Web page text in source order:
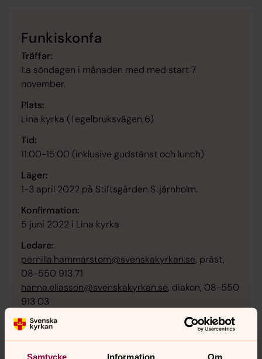
Samtycke Information Om
Funkiskonfa
Träffar:
1:a söndagen i månaden med med start 7
november.
Plats:
Lina kyrka (Tegelbruksvägen 6)
Tid:
11:00-15:00 (inklusive gudstänst och lunch)
Läger:
1-3 april 2022 på Stiftsgården Stjärnholm.
Konfirmation:
5 juni 2022 i Lina kyrka
Ledare:
pernilla.hammarstom@svenskakyrkan.se, präst,
08-550 913 71
hanna.eliasson@svenskakyrkan.se, diakon, 08-550
913 03